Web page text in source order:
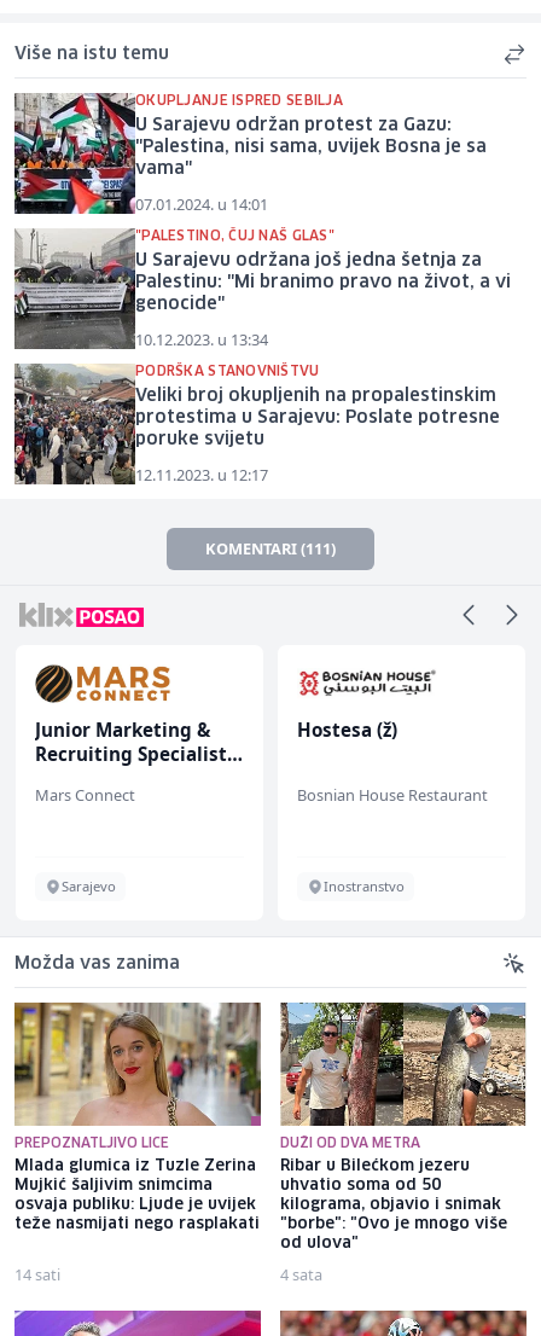
Više na istu temu
OKUPLJANJE ISPRED SEBILJA
U Sarajevu održan protest za Gazu:
"Palestina, nisi sama, uvijek Bosna je sa
vama"
07.01.2024. u 14:01
"PALESTINO, ČUJ NAŠ GLAS"
U Sarajevu održana još jedna šetnja za
Palestinu: "Mi branimo pravo na život, a vi
genocide"
10.12.2023. u 13:34
PODRŠKA STANOVNIŠTVU
Veliki broj okupljenih na propalestinskim
protestima u Sarajevu: Poslate potresne
poruke svijetu
12.11.2023. u 12:17
KOMENTARI (111)
Junior Marketing &
Recruiting Specialist
Mars Connect
Sarajevo
Hostesa (ž)
Bosnian House Restaurant
Inostranstvo
Možda vas zanima
PREPOZNATLJIVO LICE
Mlada glumica iz Tuzle Zerina
Mujkić šaljivim snimcima
osvaja publiku: Ljude je uvijek
teže nasmijati nego rasplakati
14 sati
DUŽI OD DVA METRA
Ribar u Bilećkom jezeru
uhvatio soma od 50
kilograma, objavio i snimak
"borbe": "Ovo je mnogo više
od ulova"
4 sata